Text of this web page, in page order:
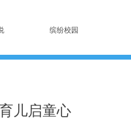
缤纷校园
儿启童心